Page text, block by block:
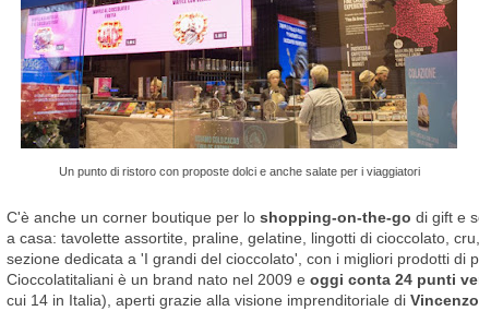
Un punto di ristoro con proposte dolci e anche salate per i viaggiatori
C'è anche un corner boutique per lo shopping-on-the-go di gift e
a casa: tavolette assortite, praline, gelatine, lingotti di cioccolato,
sezione dedicata a 'I grandi del cioccolato', con i migliori prodotti di
Cioccolatitaliani è un brand nato nel 2009 e oggi conta 24 punti
cui 14 in Italia), aperti grazie alla visione imprenditoriale di